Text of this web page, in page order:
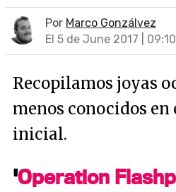
Por Marco Gonzálvez
El 5 de June 2017 | 09:10
Recopilamos joyas
menos conocidos
inicial.
'Operation